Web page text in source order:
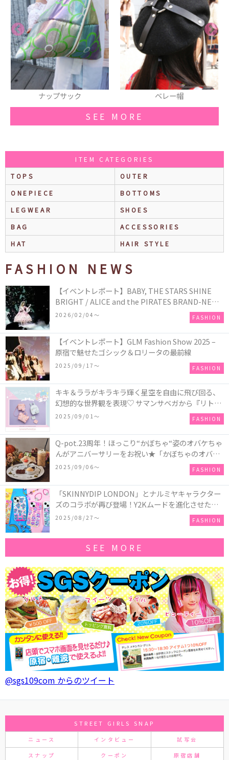
ベレー帽 チョーカー
SEE MORE
ITEM CATEGORIES
TOPS
OUTER
ONEPIECE
BOTTOMS
LEGWEAR
SHOES
BAG
ACCESSORIES
HAT
HAIR STYLE
FASHION NEWS
【イベントレポート】BABY, THE STARS SHINE
BRIGHT / ALICE and the PIRATES BRAND-NEW
COLLECTION in TOKYO
2026/02/04〜 FASHION
【イベントレポート】GLM Fashion Show 2025 –
原宿で魅せたゴシック＆ロリータの最前線
2025/09/17〜 FASHION
キキ＆ララがキラキラ輝く星空を自由に飛び回る、
幻想的な世界観を表現♡ サマンサベガから『リトル
ツインスターズ』50周年アニバーサリーイヤー』を
2025/09/01〜 FASHION
Q-pot.23周年！ほっこり“かぼちゃ“姿のオバケちゃ
んがアニバーサリーをお祝い★「かぼちゃのオバケ
ーキアクセサリー」が新発売！Q-pot CAFE.では
「かぼちゃのオバケーキプレート」も登場
2025/09/06〜 FASHION
「SKINNYDIP LONDON」とナルミヤキャラクター
ズのコラボが再び登場！Y2Kムードを進化させた新
作コレクションを発売♪
2025/08/27〜 FASHION
SEE MORE
@sgs109com からのツイート
STREET GIRLS SNAP
ニュース インタビュー 試写会
スナップ クーポン 原宿店舗